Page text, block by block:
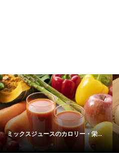
カシューナッツ